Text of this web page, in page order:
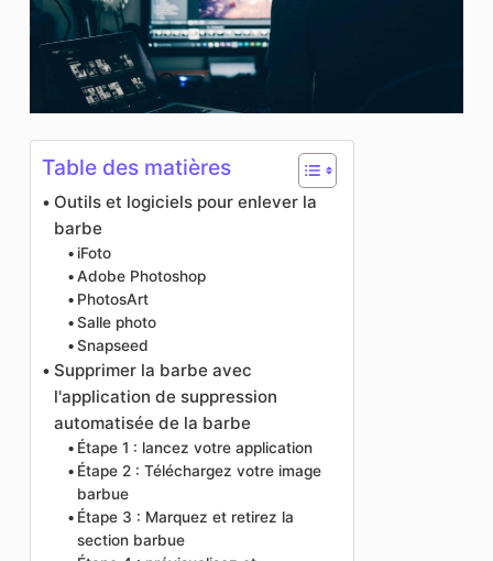
Table des matières
Outils et logiciels pour enlever la
barbe
iFoto
Adobe Photoshop
PhotosArt
Salle photo
Snapseed
Supprimer la barbe avec
l'application de suppression
automatisée de la barbe
Étape 1 : lancez votre application
Étape 2 : Téléchargez votre image
barbue
Étape 3 : Marquez et retirez la
section barbue